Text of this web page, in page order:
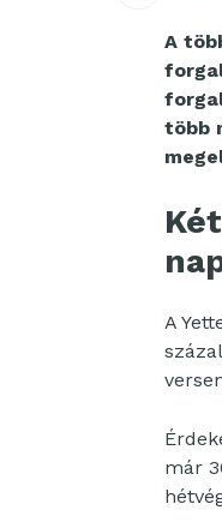
A
több
A
már